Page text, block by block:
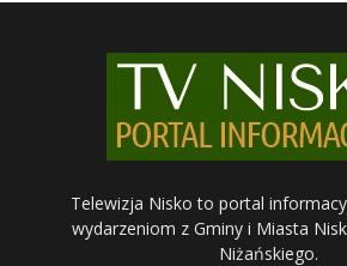
Telewizja Nisko to portal
wydarzeniom z Gminy i Miasta
Niżańskiego.